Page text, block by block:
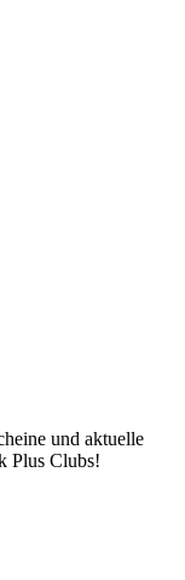
und aktuelle
Plus Clubs!